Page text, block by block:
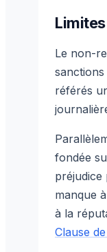
Le non-
référés
fondée
préjudice
manque
à la
Clause